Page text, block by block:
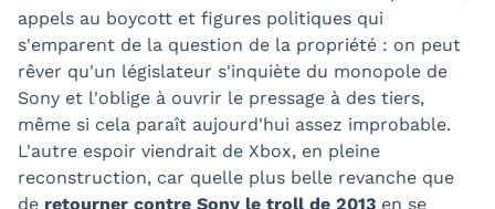
appels au boycott et figures politiques qui
s'emparent de la question de la propriété : on peut
rêver qu'un législateur s'inquiète du monopole de
Sony et l'oblige à ouvrir le pressage à des tiers,
même si cela paraît aujourd'hui assez improbable.
L'autre espoir viendrait de Xbox, en pleine
reconstruction, car quelle plus belle revanche que
de retourner contre Sony le troll de 2013 en se